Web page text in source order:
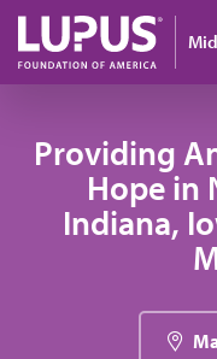
Pasar al contenido
Providing
Hope in
Indiana,